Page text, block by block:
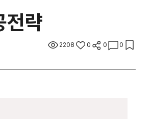
전략
2208 0 0 0